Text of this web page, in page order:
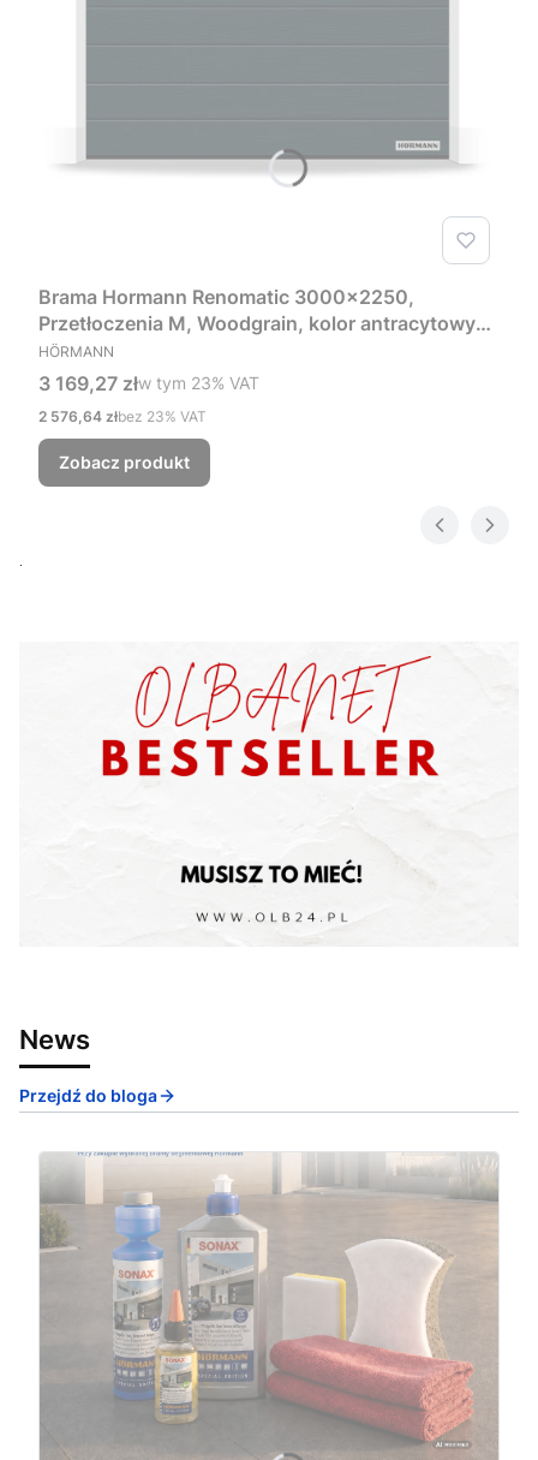
Brama Hormann Renomatic 3000x2250,
Przetłoczenia M, Woodgrain, kolor antracytowy
RAL 7016 + Prowadzenie Z
PRODUCENT
HÖRMANN
Cena brutto
3 169,27 złw tym %s VAT
w tym 23% VAT
Cena netto
2 576,64 złbez 23% VAT
Zobacz produkt
News
Przejdź do bloga